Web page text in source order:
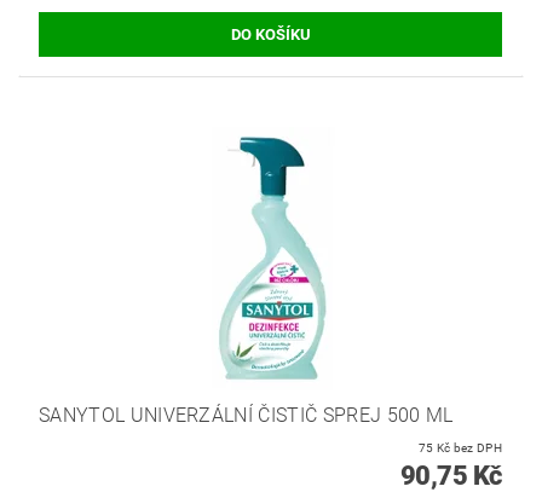
SANYTOL UNIVERZÁLNÍ ČISTIČ SPREJ 500 ML
75 Kč bez DPH
90,75 Kč